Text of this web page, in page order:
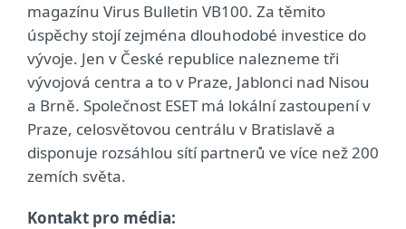
magazínu Virus Bulletin VB100. Za těmito
úspěchy stojí zejména dlouhodobé investice do
vývoje. Jen v České republice nalezneme tři
vývojová centra a to v Praze, Jablonci nad Nisou
a Brně. Společnost ESET má lokální zastoupení v
Praze, celosvětovou centrálu v Bratislavě a
disponuje rozsáhlou sítí partnerů ve více než 200
zemích světa.
Kontakt pro média: